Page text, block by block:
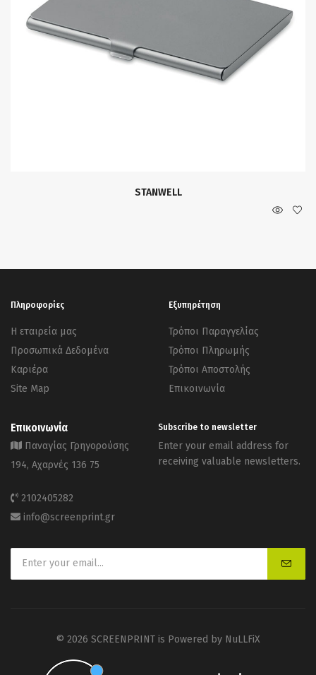
STANWELL
Πληροφορίες
Η εταιρεία μας
Προσωπικά Δεδομένα
Καριέρα
Site Map
Εξυπηρέτηση
Τρόποι Παραγγελίας
Τρόποι Πληρωμής
Τρόποι Αποστολής
Επικοινωνία
Επικοινωνία
Παναγίας Γρηγορούσης
194, Αχαρνές 136 75
2102405282
info@screenprint.gr
Subscribe to newsletter
Enter your email address for
receiving valuable newsletters.
© 2026 SCREENPRINT is Powered by NuLLFiX